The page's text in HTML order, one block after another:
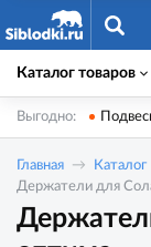
Каталог товаров
Выгодно:
Главная Каталог
Держатели для